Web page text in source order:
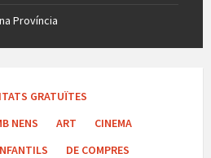
Província
GRATUÏTES
NENS ART
CINEMA
DE COMPRES